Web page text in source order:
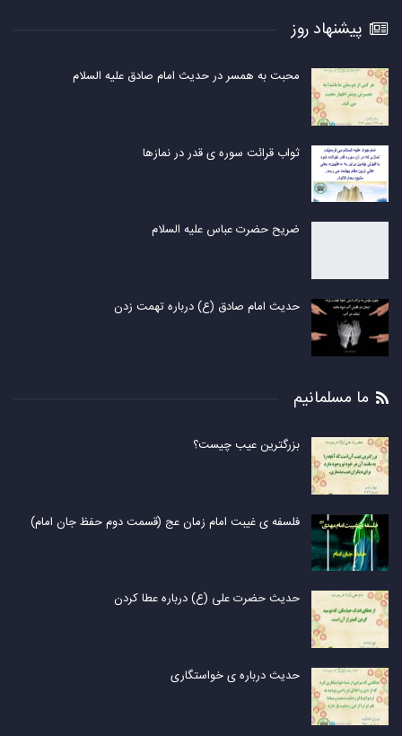
پیشنهاد روز
محبت به همسر در حدیث امام صادق علیه السلام
ثواب قرائت سوره ی قدر در نمازها
ضریح حضرت عباس علیه السلام
حدیث امام صادق (ع) درباره تهمت زدن
ما مسلمانیم
بزرگترین عیب چیست؟
فلسفه ی غیبت امام زمان عج (قسمت دوم حفظ جان امام)
حدیث حضرت علی (ع) درباره عطا کردن
حدیث درباره ی خواستگاری